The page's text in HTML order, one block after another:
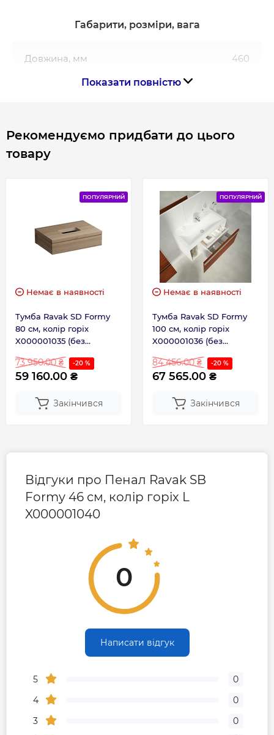
Габарити, розміри, вага
Довжина, мм 460
Показати повністю
Рекомендуємо придбати до цього
товару
ПОПУЛЯРНИЙ
Немає в наявності
Тумба Ravak SD Formy
80 см, колір горіх
X000001035 (без
73 950.00 ₴ -20 %
59 160.00 ₴
Закінчився
ПОПУЛЯРНИЙ
Немає в наявності
Тумба Ravak SD Formy
100 см, колір горіх
X000001036 (без
84 456.00 ₴ -20 %
67 565.00 ₴
Закінчився
Відгуки про Пенал Ravak SB
Formy 46 см, колір горіх L
X000001040
0
Написати відгук
5
0
4
0
3
0